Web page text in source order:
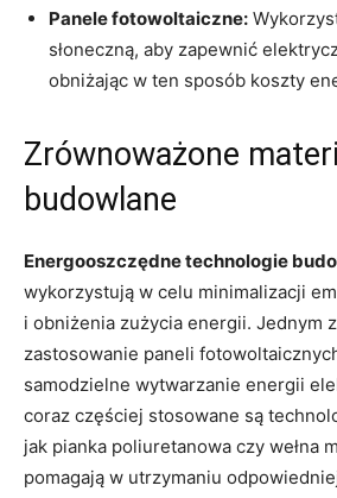
Panele⁤ fotowoltaiczne:
słoneczną, aby zapewnić
obniżając w ten sposób koszty‌
Zrównoważone
budowlane
Energooszczędne technologie
wykorzystują w⁣ celu minimalizacji
‍i obniżenia⁤ zużycia energii. Jednym
zastosowanie paneli
samodzielne wytwarzanie energii
coraz częściej stosowane są
jak pianka poliuretanowa czy wełna
⁤pomagają w utrzymaniu